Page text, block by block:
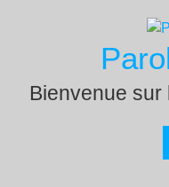
Bienvenue sur